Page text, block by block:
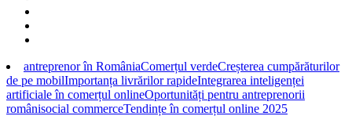
antreprenor în RomâniaComerțul verdeCreșterea cumpărăturilor
de pe mobilImportanța livrărilor rapideIntegrarea inteligenței
artificiale în comerțul onlineOportunități pentru antreprenorii
românisocial commerceTendințe în comerțul online 2025